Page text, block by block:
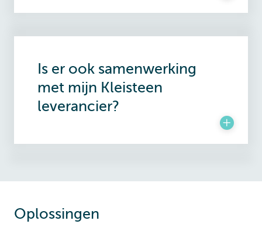
Is er ook samenwerking
met mijn Kleisteen
leverancier?
Oplossingen